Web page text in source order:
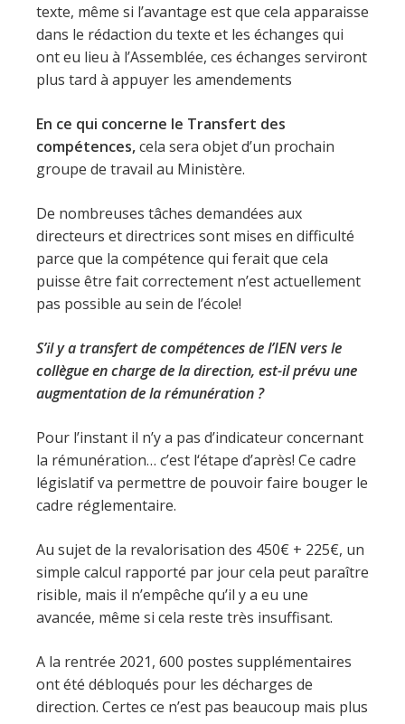
texte, même si l’avantage est que cela apparaisse
dans le rédaction du texte et les échanges qui
ont eu lieu à l’Assemblée, ces échanges serviront
plus tard à appuyer les amendements
En ce qui concerne le Transfert des
compétences,cela sera objet d’un prochain
groupe de travail au Ministère.
De nombreuses tâches demandées aux
directeurs et directrices sont mises en difficulté
parce que la compétence qui ferait que cela
puisse être fait correctement n’est actuellement
pas possible au sein de l’école!
S’il y a transfert de compétences de l’IEN vers le
collègue en charge de la direction, est-il prévu une
augmentation de la rémunération ?
Pour l’instant il n’y a pas d’indicateur concernant
la rémunération… c’est l‘étape d’après! Ce cadre
législatif va permettre de pouvoir faire bouger le
cadre réglementaire.
Au sujet de la revalorisation des 450€ + 225€, un
simple calcul rapporté par jour cela peut paraître
risible, mais il n’empêche qu’il y a eu une
avancée, même si cela reste très insuffisant.
A la rentrée 2021, 600 postes supplémentaires
ont été débloqués pour les décharges de
direction. Certes ce n’est pas beaucoup mais plus